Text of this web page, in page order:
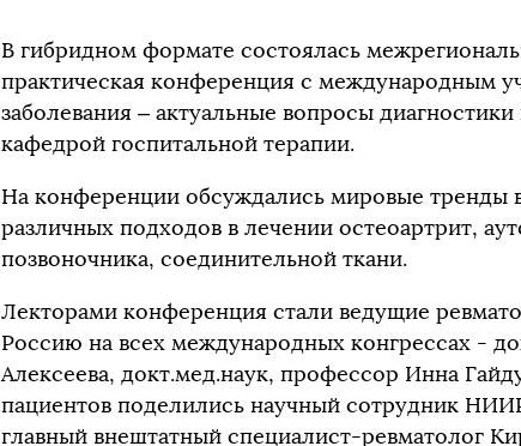
В гибридном формате состоялась
практическая конференция с международным
заболевания – актуальные вопросы
кафедрой госпитальной терапии.
На конференции обсуждались мировые тренды
различных подходов в лечении остеоартрит,
позвоночника, соединительной ткани.
Лекторами конференция стали ведущие
Россию на всех международных конгрессах -
Алексеева, докт.мед.наук, профессор Инна
пациентов поделились научный сотрудник
главный внештатный специалист-ревматолог